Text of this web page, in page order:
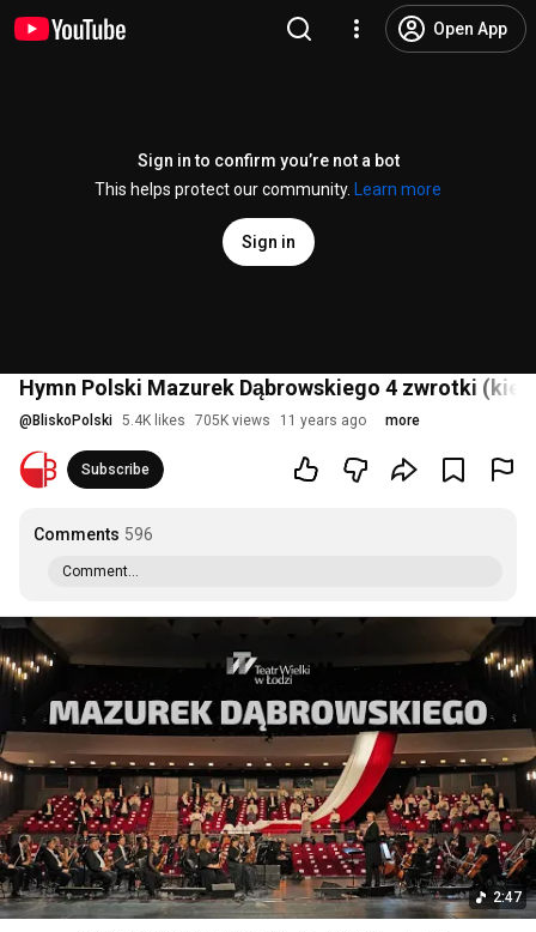
Open App
Sign in to confirm you’re not a bot
This helps protect our community.
Learn more
Sign in
Hymn Polski Mazurek Dąbrowskiego 4 zwrotki
@ BliskoPolski 5.4K likes 705K views 11 years ago more
Subscribe
Comments 596
Comment...
2:47